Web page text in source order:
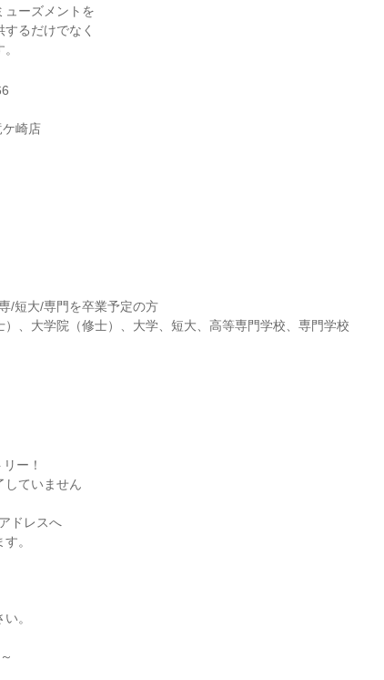
ューズメントを
るだけでなく
崎店
/短大/専門を卒業予定の方
、大学院（修士）、大学、短大、高等専門学校、専門学校
ー！
していません
ドレスへ
。
。